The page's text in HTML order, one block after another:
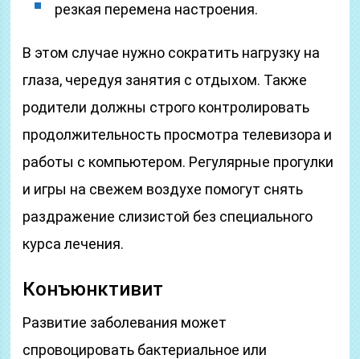
резкая перемена настроения.
В этом случае нужно сократить нагрузку на
глаза, чередуя занятия с отдыхом. Также
родители должны строго контролировать
продолжительность просмотра телевизора и
работы с компьютером. Регулярные прогулки
и игры на свежем воздухе помогут снять
раздражение слизистой без специального
курса лечения.
Конъюнктивит
Развитие заболевания может
спровоцировать бактериальное или